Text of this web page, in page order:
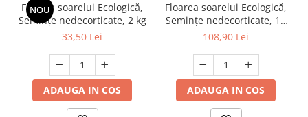
NOU
Floarea soarelui Ecologică,
Semințe nedecorticate, 2 kg
33,50 Lei
ADAUGA IN COS
Floarea soarelui Ecologică,
Semințe nedecorticate, 10
kg
108,90 Lei
ADAUGA IN COS